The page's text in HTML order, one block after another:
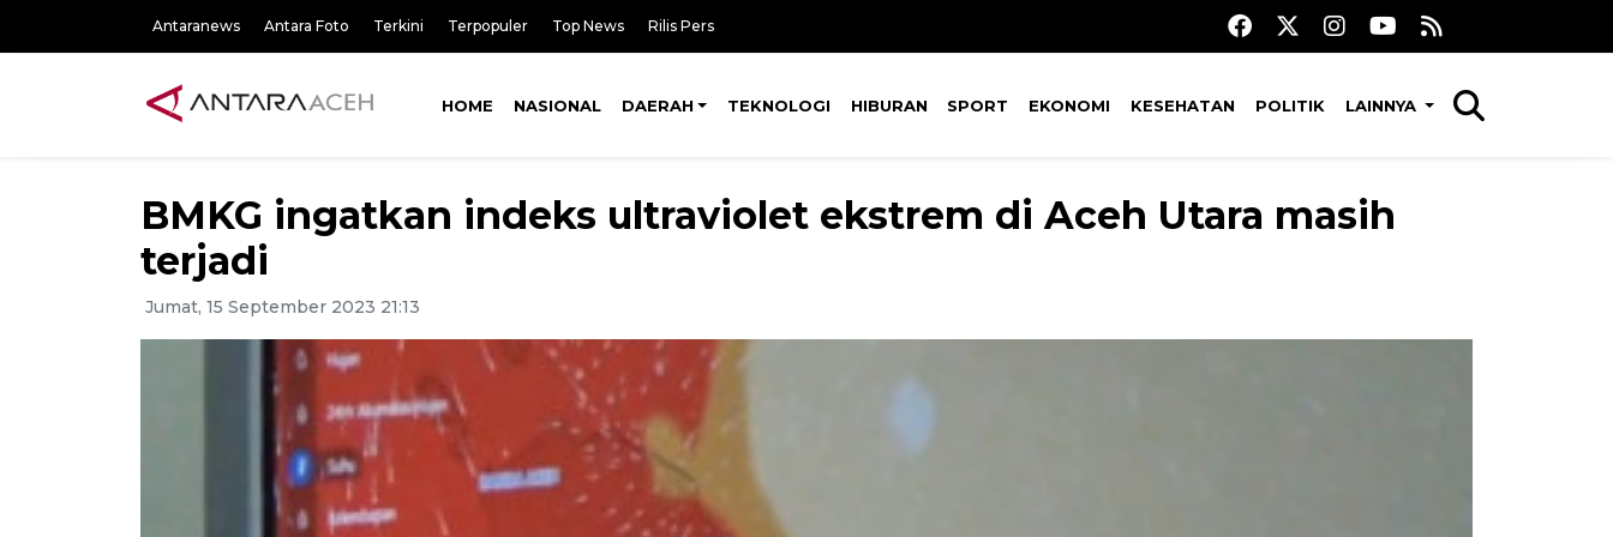
Antaranews Antara Foto Terkini Terpopuler Top News Rilis Pers
HOME NASIONAL DAERAH TEKNOLOGI HIBURAN SPORT EKONOMI KESEHATAN POLITIK LAINNYA
BMKG ingatkan indeks ultraviolet ekstrem di Aceh Utara masih
terjadi
Jumat, 15 September 2023 21:13